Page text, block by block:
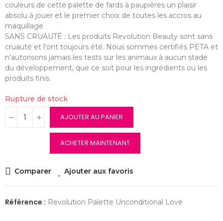
couleurs de cette palette de fards à paupières un plaisir
absolu à jouer et le premier choix de toutes les accros au
maquillage
SANS CRUAUTÉ : Les produits Revolution Beauty sont sans
cruauté et l'ont toujours été. Nous sommes certifiés PETA et
n'autorisons jamais les tests sur les animaux à aucun stade
du développement, que ce soit pour les ingrédients ou les
produits finis.
Rupture de stock
AJOUTER AU PANIER
ACHETER MAINTENANT
Comparer Ajouter aux favoris
Référence : Revolution Palette Unconditional Love